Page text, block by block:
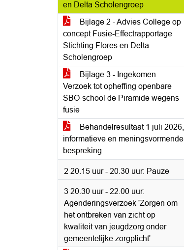
en Delta Scholengroep
Bijlage 2 - Advies College op
concept Fusie-Effectrapportage
Stichting Flores en Delta
Scholengroep
Bijlage 3 - Ingekomen
Verzoek tot opheffing openbare
SBO-school de Piramide wegens
fusie
Behandelresultaat 1 juli 2026,
informatieve en meningsvormende
bespreking
2 20.15 uur - 20.30 uur: Pauze
3 20.30 uur - 22.00 uur:
Agenderingsverzoek 'Zorgen om
het ontbreken van zicht op
kwaliteit van jeugdzorg onder
gemeentelijke zorgplicht'